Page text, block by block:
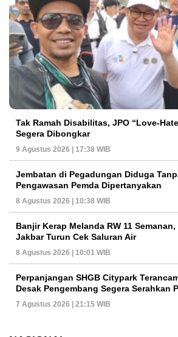
Tak Ramah Disabilitas, JPO “Love-
Segera Dibongkar
9 Agustus 2026 | 17:38 WIB
Jembatan di Pegadungan Diduga
Pengawasan Pemda Dipertanyakan
8 Agustus 2026 | 10:38 WIB
Banjir Kerap Melanda RW 11
Jakbar Turun Cek Saluran Air
8 Agustus 2026 | 10:01 WIB
Perpanjangan SHGB Citypark
Desak Pengembang Segera Serahkan
7 Agustus 2026 | 21:15 WIB